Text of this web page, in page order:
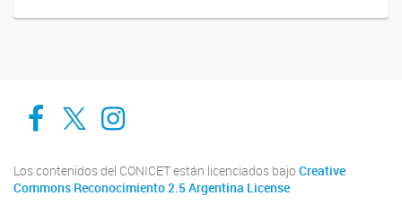
Cadic en RedCADIC Ushuaia
Cadic en Red
Los contenidos del CONICET están licenciados bajo Creative
Commons Reconocimiento 2.5 Argentina License